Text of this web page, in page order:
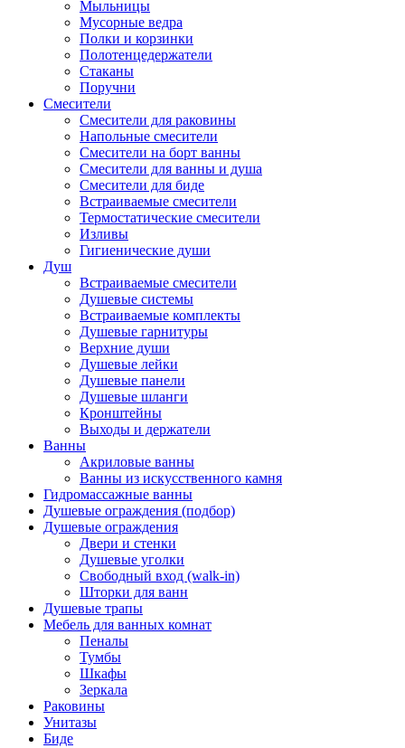
Мыльницы
Мусорные ведра
Полки и корзинки
Полотенцедержатели
Стаканы
Поручни
Смесители
Смесители для раковины
Напольные смесители
Смесители на борт ванны
Смесители для ванны и душа
Смесители для биде
Встраиваемые смесители
Термостатические смесители
Изливы
Гигиенические души
Душ
Встраиваемые смесители
Душевые системы
Встраиваемые комплекты
Душевые гарнитуры
Верхние души
Душевые лейки
Душевые панели
Душевые шланги
Кронштейны
Выходы и держатели
Ванны
Акриловые ванны
Ванны из искусственного камня
Гидромассажные ванны
Душевые ограждения (подбор)
Душевые ограждения
Двери и стенки
Душевые уголки
Свободный вход (walk-in)
Шторки для ванн
Душевые трапы
Мебель для ванных комнат
Пеналы
Тумбы
Шкафы
Зеркала
Раковины
Унитазы
Биде